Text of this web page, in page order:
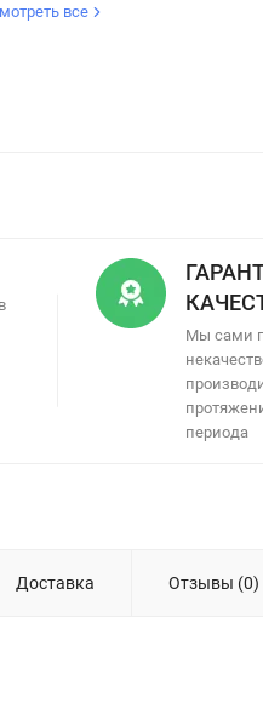
все
Мы сами
периода
Доставка Отзывы (0)